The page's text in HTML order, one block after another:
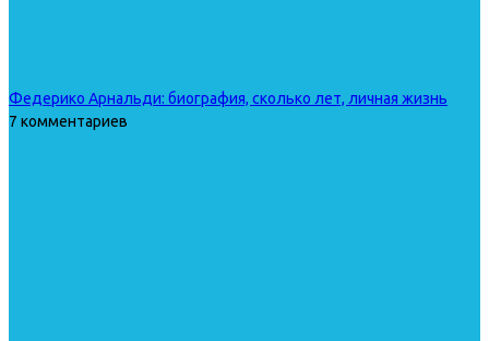
Федерико Арнальди: биография, сколько лет, личная жизнь
7 комментариев